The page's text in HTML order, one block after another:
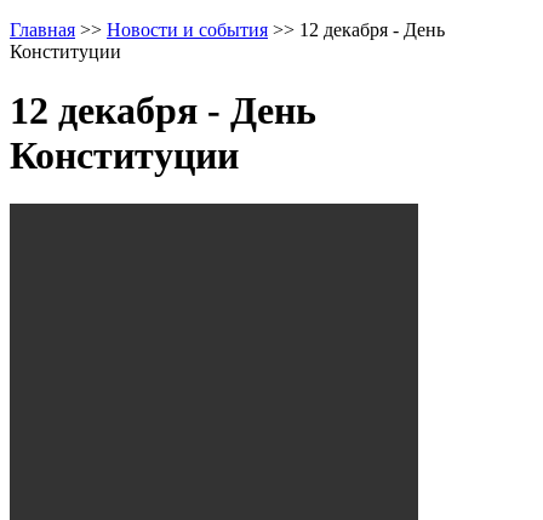
Главная >> Новости и события >> 12 декабря - День
Конституции
12 декабря - День
Конституции